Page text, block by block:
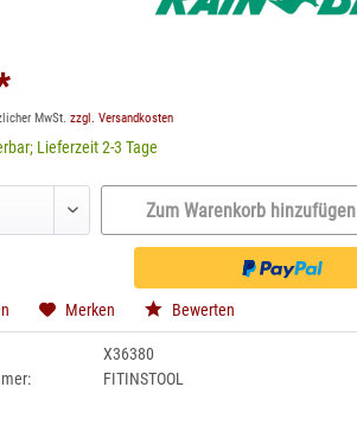
MwSt.zzgl. Versandkosten
Lieferzeit 2-3 Tage
Zum Warenkorb hinzufügen
Merken Bewerten
X36380
FITINSTOOL